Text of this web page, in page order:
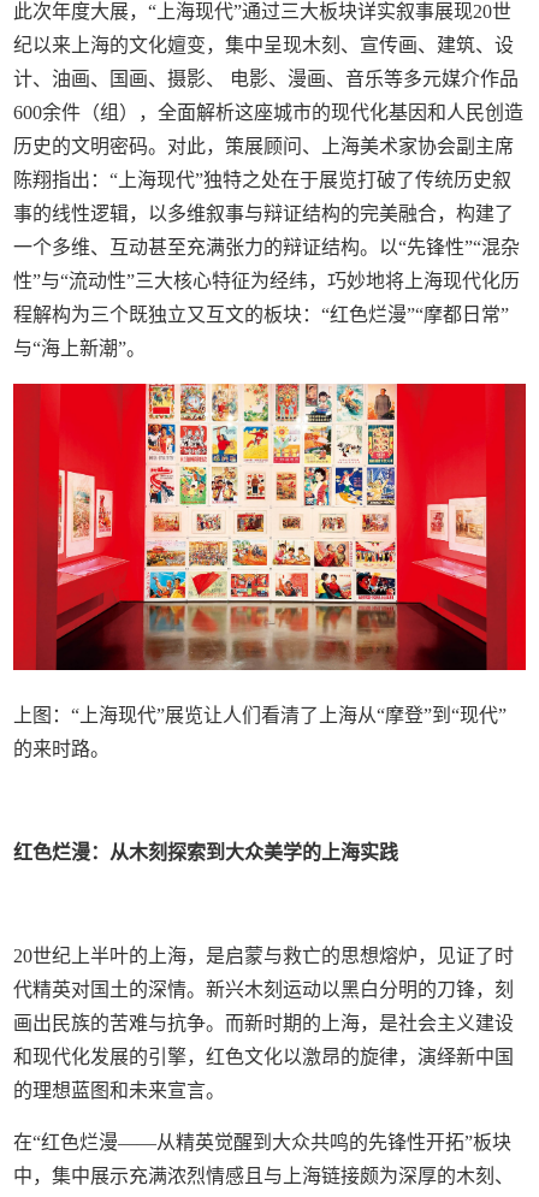
此次年度大展，“上海现代”通过三大板块详实叙事展现20世
纪以来上海的文化嬗变，集中呈现木刻、宣传画、建筑、设
计、油画、国画、摄影、 电影、漫画、音乐等多元媒介作品
600余件（组），全面解析这座城市的现代化基因和人民创造
历史的文明密码。对此，策展顾问、上海美术家协会副主席
陈翔指出：“上海现代”独特之处在于展览打破了传统历史叙
事的线性逻辑，以多维叙事与辩证结构的完美融合，构建了
一个多维、互动甚至充满张力的辩证结构。以“先锋性”“混杂
性”与“流动性”三大核心特征为经纬，巧妙地将上海现代化历
程解构为三个既独立又互文的板块：“红色烂漫”“摩都日常”
与“海上新潮”。
上图：“上海现代”展览让人们看清了上海从“摩登”到“现代”
的来时路。
红色烂漫：从木刻探索到大众美学的上海实践
20世纪上半叶的上海，是启蒙与救亡的思想熔炉，见证了时
代精英对国土的深情。新兴木刻运动以黑白分明的刀锋，刻
画出民族的苦难与抗争。而新时期的上海，是社会主义建设
和现代化发展的引擎，红色文化以激昂的旋律，演绎新中国
的理想蓝图和未来宣言。
在“红色烂漫——从精英觉醒到大众共鸣的先锋性开拓”板块
中，集中展示充满浓烈情感且与上海链接颇为深厚的木刻、